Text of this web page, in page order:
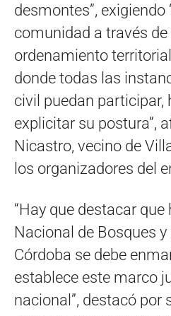
desmontes”, exigiendo
comunidad a través
ordenamiento
donde todas las
civil puedan participar,
explicitar su postura”,
Nicastro, vecino de
los organizadores del
“Hay que destacar que
Nacional de Bosques
Córdoba se debe
establece este marco
nacional”, destacó por